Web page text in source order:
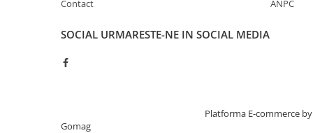
Alimentare:2 baterii AAA de 1,5 V – un dispozitiv
funcționeze imediat după introducerea bateriilor.
Contact
ANPC
SOCIAL URMARESTE-NE IN SOCIAL MEDIA
Platforma E-commerce by
Gomag